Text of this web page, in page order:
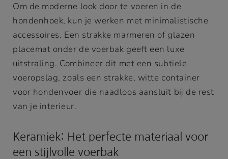
Om de moderne look door te voeren in de
hondenhoek, kun je werken met minimalistische
accessoires. Een strakke marmeren of glazen
placemat onder de voerbak geeft een luxe
uitstraling. Combineer dit met een subtiele
voeropslag, zoals een strakke, witte container
voor hondenvoer die naadloos aansluit bij de rest
van je interieur.
Keramiek: Het perfecte materiaal voor
een stijlvolle voerbak